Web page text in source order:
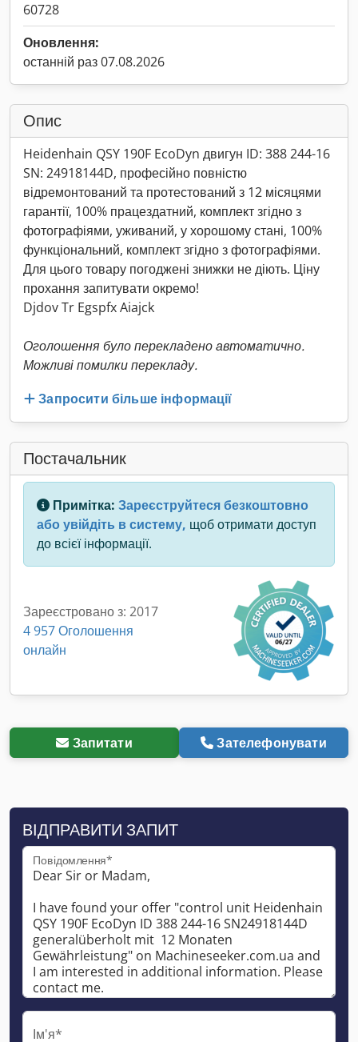
60728
Оновлення:
останній раз 07.08.2026
Опис
Heidenhain QSY 190F EcoDyn двигун ID: 388 244-16
SN: 24918144D, професійно повністю
відремонтований та протестований з 12 місяцями
гарантії, 100% працездатний, комплект згідно з
фотографіями, уживаний, у хорошому стані, 100%
функціональний, комплект згідно з фотографіями.
Для цього товару погоджені знижки не діють. Ціну
прохання запитувати окремо!
Djdov Tr Egspfx Aiajck
Оголошення було перекладено автоматично.
Можливі помилки перекладу.
Запросити більше інформації
Постачальник
Примітка: Зареєструйтеся безкоштовно
або увійдіть в систему, щоб отримати доступ
до всієї інформації.
Зареєстровано з: 2017
4 957 Оголошення
онлайн
Запитати Зателефонувати
ВІДПРАВИТИ ЗАПИТ
Повідомлення*
Ім'я*